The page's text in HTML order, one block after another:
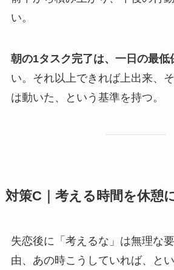
い。
朝の1タスク完了は、一日の最低
い。それ以上できれば上出来、
は動いた、という基準を持つ。
対策C｜考える時間を休憩
失恋後に「考えるな」は無理な
由、あの時こうしていれば、と